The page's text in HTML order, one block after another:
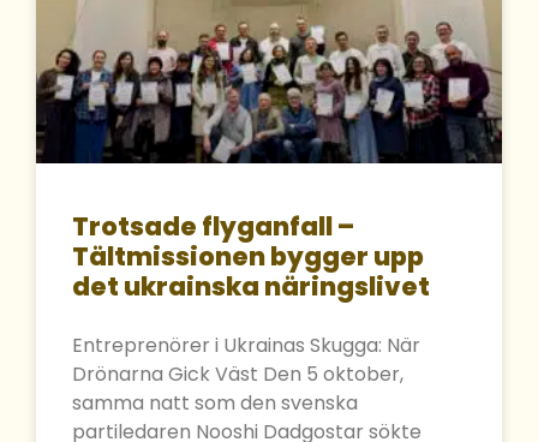
Trotsade flyganfall –
Tältmissionen bygger upp
det ukrainska näringslivet
Entreprenörer i Ukrainas Skugga: När
Drönarna Gick Väst Den 5 oktober,
samma natt som den svenska
partiledaren Nooshi Dadgostar sökte